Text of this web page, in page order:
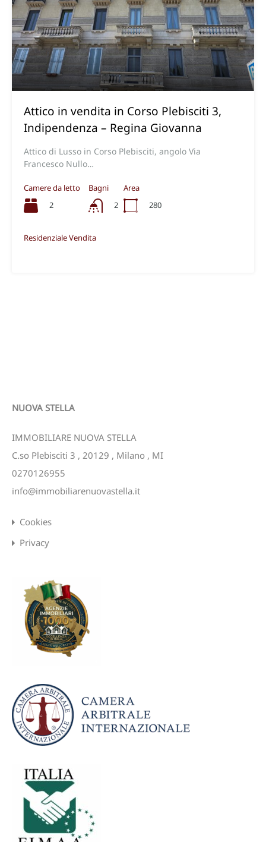
Attico in vendita in Corso Plebisciti 3,
Indipendenza – Regina Giovanna
Attico di Lusso in Corso Plebisciti, angolo Via
Francesco Nullo…
Camere da letto
2
Bagni
2
Area
280
Residenziale Vendita
NUOVA STELLA
IMMOBILIARE NUOVA STELLA
C.so Plebisciti 3 , 20129 , Milano , MI
0270126955
info@immobiliarenuovastella.it
Cookies
Privacy